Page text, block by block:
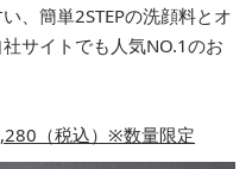
、簡単2STEPの洗顔料とオ
サイトでも人気NO.1のお
（税込）※数量限定